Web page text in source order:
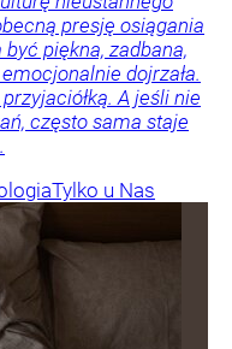
presję osiągania
piękna, zadbana,
dojrzała.
A jeśli nie
często sama staje
Tylko u Nas